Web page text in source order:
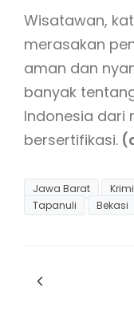
Wisatawan,
merasakan
aman dan
banyak
Indonesia dari
bersertifikasi.
Jawa Barat
Tapanuli
Bekasi